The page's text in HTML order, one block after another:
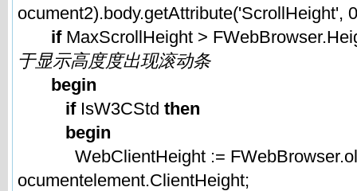
ocument2).body.getAttribute('ScrollHeight',
ifMaxScrollHeight >
于显示高度度出现滚动条
begin
ifIsW3CStd then
begin
WebClientHeight :=
ocumentelement.ClientHeight;